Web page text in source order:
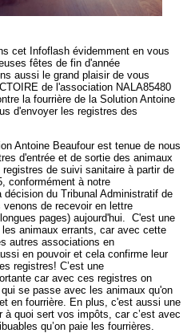
cet Infoflash évidemment en vous
fêtes de fin d'année
aussi le grand plaisir de vous
de l'association NALA85480
la fourrière de la Solution Antoine
d'envoyer les registres des
Antoine Beaufour est tenue de nous
d'entrée et de sortie des animaux
de suivi sanitaire à partir de
conformément à notre
décision du Tribunal Administratif de
venons de recevoir en lettre
ues pages) aujourd'hui.
C'est une
animaux errants , car avec cette
autres associations en
en pouvoir et cela confirme leur
es registres! C’est une
e car avec ces registres on
se passe avec les animaux qu'on
en fourrière. En plus, c'est aussi une
à quoi sert vos impôts car c’est avec
s qu’on paie les fourrières.